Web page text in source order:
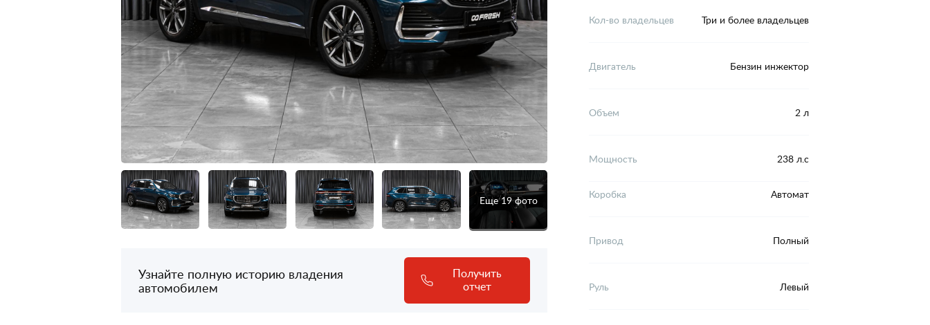
Еще 19 фото
Узнайте полную историю владения
автомобилем
Получить
отчет
Кол-во владельцев Три и более владельцев
Двигатель Бензин инжектор
Объем 2 л
Мощность 238 л.с
Коробка Автомат
Привод Полный
Руль Левый